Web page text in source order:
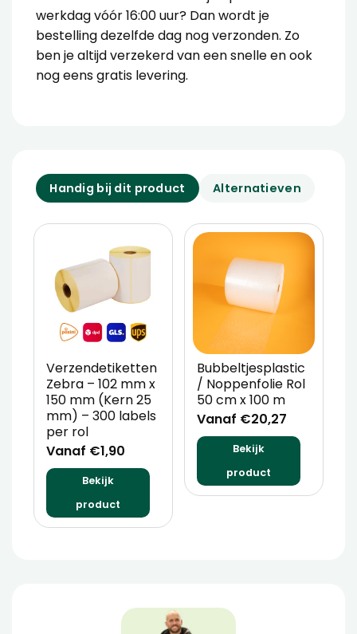
werkdag vóór 16:00 uur? Dan wordt je
bestelling dezelfde dag nog verzonden. Zo
ben je altijd verzekerd van een snelle en ook
nog eens gratis levering.
Handig bij dit product Alternatieven
Verzendetiketten
Zebra – 102 mm x
150 mm (Kern 25
mm) – 300 labels
per rol
Vanaf €1,90
Bekijk
product
Bubbeltjesplastic
/ Noppenfolie Rol
50 cm x 100 m
Vanaf €20,27
Bekijk
product